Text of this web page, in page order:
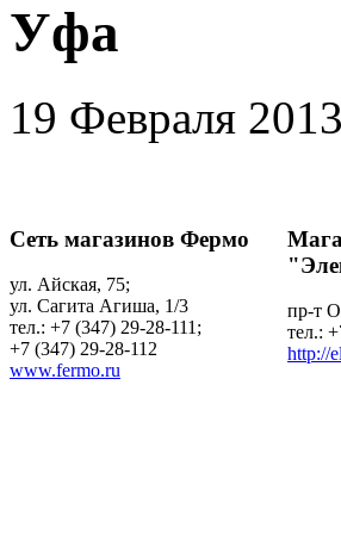
Уфа
19 Февраля 2013
Сеть магазинов Фермо
ул. Айская, 75;
ул. Сагита Агиша, 1/3
тел.: +7 (347) 29-28-111;
+7 (347) 29-28-112
www.fermo.ru
пр-т
тел.:
http://